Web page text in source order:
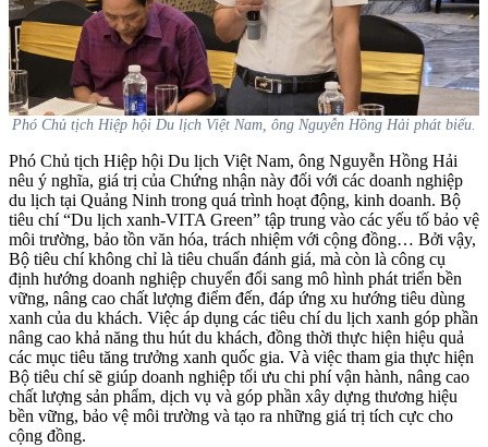
Phó Chủ tịch Hiệp hội Du lịch Việt Nam, ông Nguyễn Hồng Hải phát biểu.
Phó Chủ tịch Hiệp hội Du lịch Việt Nam, ông Nguyễn Hồng Hải
nêu ý nghĩa, giá trị của Chứng nhận này đối với các doanh nghiệp
du lịch tại Quảng Ninh trong quá trình hoạt động, kinh doanh. Bộ
tiêu chí “Du lịch xanh-VITA Green” tập trung vào các yếu tố bảo vệ
môi trường, bảo tồn văn hóa, trách nhiệm với cộng đồng… Bởi vậy,
Bộ tiêu chí không chỉ là tiêu chuẩn đánh giá, mà còn là công cụ
định hướng doanh nghiệp chuyển đổi sang mô hình phát triển bền
vững, nâng cao chất lượng điểm đến, đáp ứng xu hướng tiêu dùng
xanh của du khách. Việc áp dụng các tiêu chí du lịch xanh góp phần
nâng cao khả năng thu hút du khách, đồng thời thực hiện hiệu quả
các mục tiêu tăng trưởng xanh quốc gia. Và việc tham gia thực hiện
Bộ tiêu chí sẽ giúp doanh nghiệp tối ưu chi phí vận hành, nâng cao
chất lượng sản phẩm, dịch vụ và góp phần xây dựng thương hiệu
bền vững, bảo vệ môi trường và tạo ra những giá trị tích cực cho
cộng đồng.